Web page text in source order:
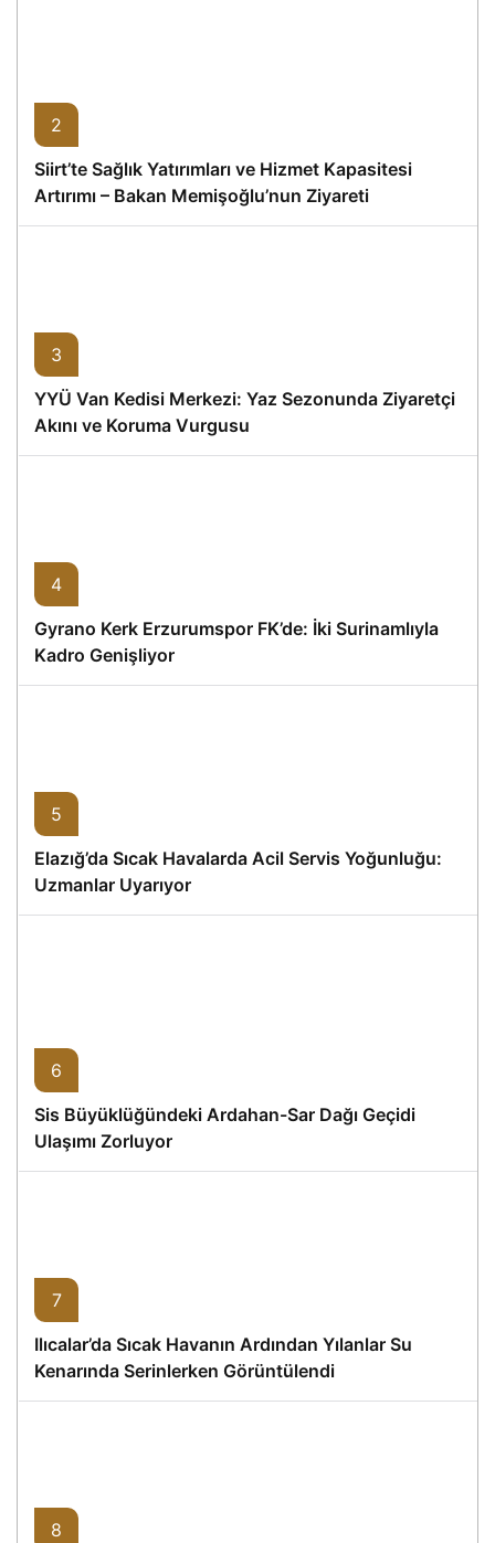
2
Siirt’te Sağlık Yatırımları ve Hizmet Kapasitesi
Artırımı – Bakan Memişoğlu’nun Ziyareti
3
YYÜ Van Kedisi Merkezi: Yaz Sezonunda Ziyaretçi
Akını ve Koruma Vurgusu
4
Gyrano Kerk Erzurumspor FK’de: İki Surinamlıyla
Kadro Genişliyor
5
Elazığ’da Sıcak Havalarda Acil Servis Yoğunluğu:
Uzmanlar Uyarıyor
6
Sis Büyüklüğündeki Ardahan-Sar Dağı Geçidi
Ulaşımı Zorluyor
7
Ilıcalar’da Sıcak Havanın Ardından Yılanlar Su
Kenarında Serinlerken Görüntülendi
8